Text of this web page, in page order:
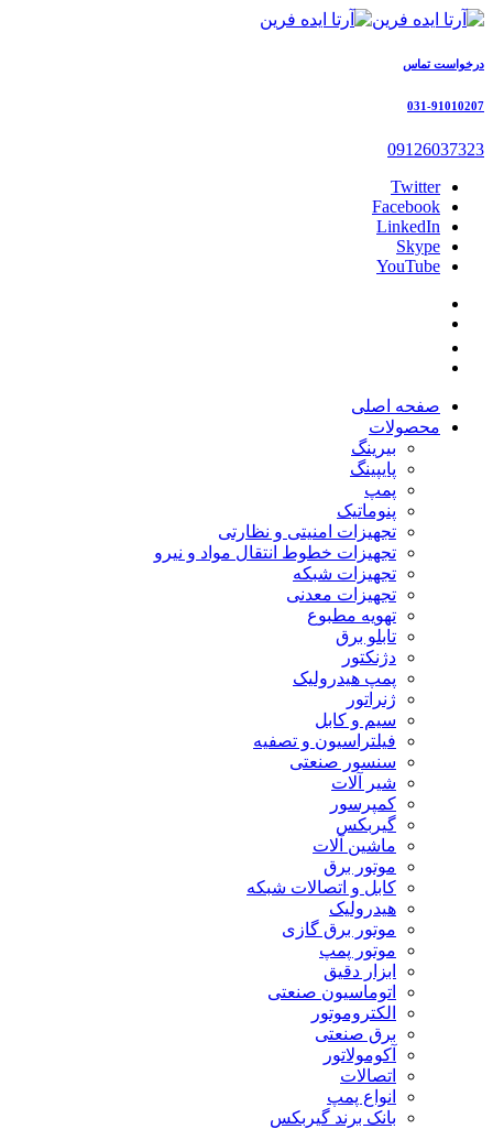
درخواست تماس
031-91010207
09126037323
Twitter
Facebook
LinkedIn
Skype
YouTube
صفحه اصلی
محصولات
بیرینگ
پایپینگ
پمپ
پنوماتیک
تجهیزات امنیتی و نظارتی
تجهیزات خطوط انتقال مواد و نیرو
تجهیزات شبکه
تجهیزات معدنی
تهویه مطبوع
تابلو برق
دژنکتور
پمپ هیدرولیک
ژنراتور
سیم و کابل
فیلتراسیون و تصفیه
سنسور صنعتی
شیر آلات
کمپرسور
گیربکس
ماشین آلات
موتور برق
کابل و اتصالات شبکه
هیدرولیک
موتور برق گازی
موتور پمپ
ابزار دقیق
اتوماسیون صنعتی
الکتروموتور
برق صنعتی
آکومولاتور
اتصالات
انواع پمپ
بانک برند گیربکس